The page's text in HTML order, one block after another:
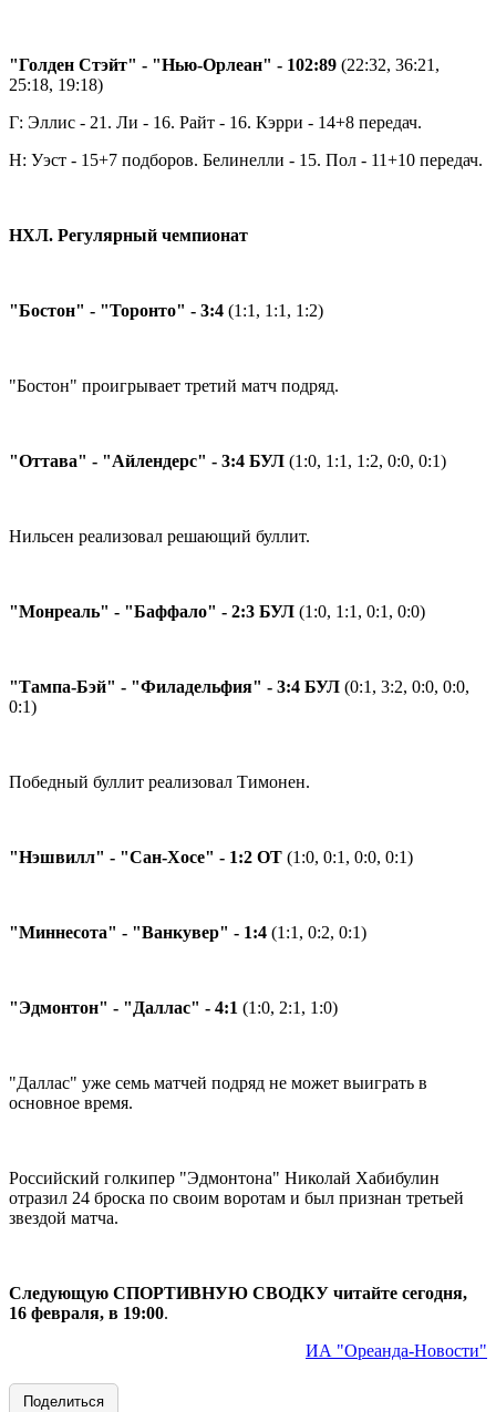
"Голден Стэйт" - "Нью-Орлеан" - 102:89 (22:32, 36:21,
25:18, 19:18)
Г: Эллис - 21. Ли - 16. Райт - 16. Кэрри - 14+8 передач.
Н: Уэст - 15+7 подборов. Белинелли - 15. Пол - 11+10 передач.
НХЛ. Регулярный чемпионат
"Бостон" - "Торонто" - 3:4 (1:1, 1:1, 1:2)
"Бостон" проигрывает третий матч подряд.
"Оттава" - "Айлендерс" - 3:4 БУЛ (1:0, 1:1, 1:2, 0:0, 0:1)
Нильсен реализовал решающий буллит.
"Монреаль" - "Баффало" - 2:3 БУЛ (1:0, 1:1, 0:1, 0:0)
"Тампа-Бэй" - "Филадельфия" - 3:4 БУЛ (0:1, 3:2, 0:0, 0:0,
0:1)
Победный буллит реализовал Тимонен.
"Нэшвилл" - "Сан-Хосе" - 1:2 ОТ (1:0, 0:1, 0:0, 0:1)
"Миннесота" - "Ванкувер" - 1:4 (1:1, 0:2, 0:1)
"Эдмонтон" - "Даллас" - 4:1 (1:0, 2:1, 1:0)
"Даллас" уже семь матчей подряд не может выиграть в
основное время.
Российский голкипер "Эдмонтона" Николай Хабибулин
отразил 24 броска по своим воротам и был признан третьей
звездой матча.
Следующую СПОРТИВНУЮ СВОДКУ читайте сегодня,
16 февраля, в 19:00.
ИА "Ореанда-Новости"
Поделиться